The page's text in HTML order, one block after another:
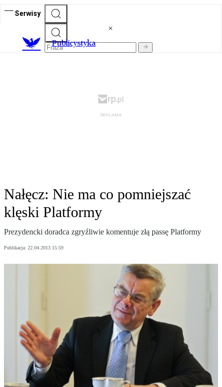
Serwisy
Publicystyka
Nałęcz: Nie ma co pomniejszać
klęski Platformy
Prezydencki doradca zgryźliwie komentuje złą passę Platformy
Publikacja: 22.04.2013 15:59